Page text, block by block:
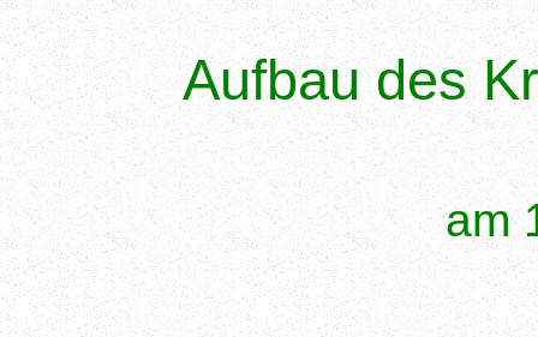
Aufbau des
am